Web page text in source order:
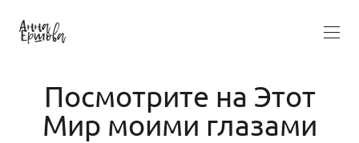
Посмотрите на Этот
Мир моими глазами